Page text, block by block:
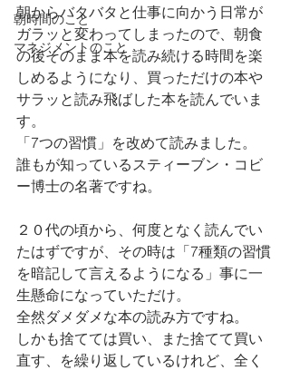
朝時間のこと
マネジメントのこと
朝からバタバタと仕事に向かう日常が
ガラッと変わってしまったので、朝食
の後そのまま本を読み続ける時間を楽
しめるようになり、買っただけの本や
サラッと読み飛ばした本を読んでいま
す。
「7つの習慣」を改めて読みました。
誰もが知っているスティーブン・コビ
ー博士の名著ですね。
２０代の頃から、何度となく読んでい
たはずですが、その時は「7種類の習慣
を暗記して言えるようになる」事に一
生懸命になっていただけ。
全然ダメダメな本の読み方ですね。
しかも捨てては買い、また捨てて買い
直す、を繰り返しているけれど、全く